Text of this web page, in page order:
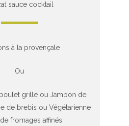
sauce cocktail
à la provençale
Ou
grillé ou Jambon de
de brebis ou Végétarienne
fromages affinés